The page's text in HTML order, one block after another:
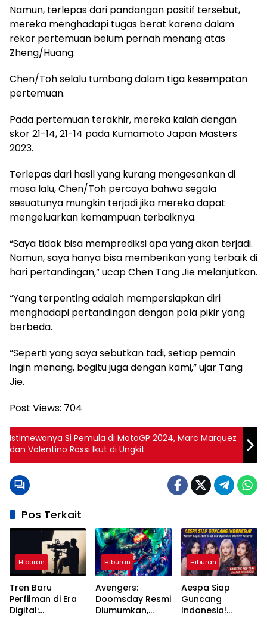
Namun, terlepas dari pandangan positif tersebut,
mereka menghadapi tugas berat karena dalam
rekor pertemuan belum pernah menang atas
Zheng/Huang.
Chen/Toh selalu tumbang dalam tiga kesempatan
pertemuan.
Pada pertemuan terakhir, mereka kalah dengan
skor 21-14, 21-14 pada Kumamoto Japan Masters
2023.
Terlepas dari hasil yang kurang mengesankan di
masa lalu, Chen/Toh percaya bahwa segala
sesuatunya mungkin terjadi jika mereka dapat
mengeluarkan kemampuan terbaiknya.
“Saya tidak bisa memprediksi apa yang akan terjadi.
Namun, saya hanya bisa memberikan yang terbaik di
hari pertandingan,” ucap Chen Tang Jie melanjutkan.
“Yang terpenting adalah mempersiapkan diri
menghadapi pertandingan dengan pola pikir yang
berbeda.
“Seperti yang saya sebutkan tadi, setiap pemain
ingin menang, begitu juga dengan kami,” ujar Tang
Jie.
Post Views: 704
Istimewanya Si Pemula di MotoGP 2024, Marc Marquez
dan Valentino Rossi Ikut di Ungkit
Pos Terkait
Hiburan
Tren Baru
Perfilman di Era
Digital:
Hiburan
Avengers:
Doomsday Resmi
Diumumkan,
Hiburan
Aespa Siap
Guncang
Indonesia!